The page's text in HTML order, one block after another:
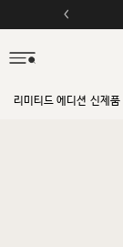
리미티드 에디션 신제품